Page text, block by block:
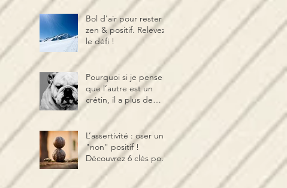
Bol d'air pour rester
zen & positif. Relevez
le défi !
Pourquoi si je pense
que l’autre est un
crétin, il a plus de
chance de le devenir ?
Effet Pygmalion.
L’assertivité : oser un
"non" positif !
Découvrez 6 clés pour
s’affirmer avec
douceur